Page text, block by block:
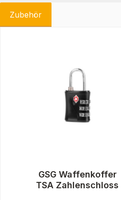
Zubehör
GSG Waffenkoffer
TSA Zahlenschloss